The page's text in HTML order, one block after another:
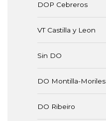
DOP Cebreros
VT Castilla y Leon
Sin DO
DO Montilla-Moriles
DO Ribeiro